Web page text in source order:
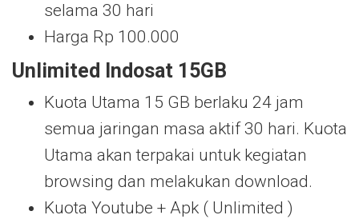
selama 30 hari
Harga Rp 100.000
Unlimited Indosat 15GB
Kuota Utama 15 GB berlaku 24 jam
semua jaringan masa aktif 30 hari. Kuota
Utama akan terpakai untuk kegiatan
browsing dan melakukan download.
Kuota Youtube + Apk ( Unlimited )